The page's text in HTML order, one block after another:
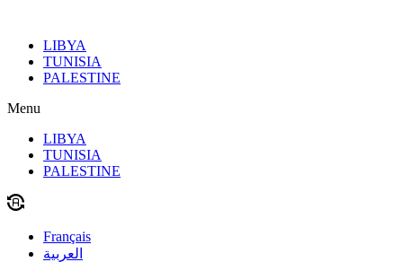
contenuLIBYA
TUNISIA
PALESTINE
Menu
LIBYA
TUNISIA
PALESTINE
Français
العربية